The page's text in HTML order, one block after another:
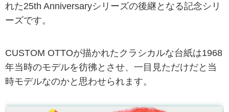
れた25th Anniversaryシリーズの後継となる記念シリ
ーズです。
CUSTOM OTTOが描かれたクラシカルな台紙は1968
年当時のモデルを彷彿とさせ、一目見ただけだと当
時モデルなのかと思わせられます。